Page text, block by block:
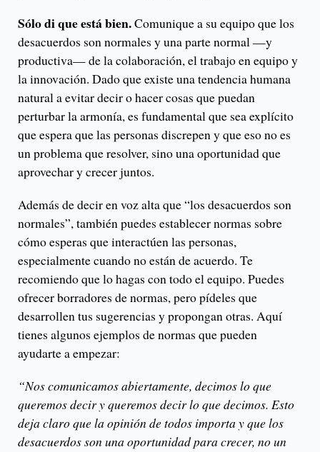
Sólo di que está bien.Comunique a su equipo que los
desacuerdos son normales y una parte normal —y
productiva— de la colaboración, el trabajo en equipo y
la innovación. Dado que existe una tendencia humana
natural a evitar decir o hacer cosas que puedan
perturbar la armonía, es fundamental que sea explícito
que espera que las personas discrepen y que eso no es
un problema que resolver, sino una oportunidad que
aprovechar y crecer juntos.
Además de decir en voz alta que “los desacuerdos son
normales”, también puedes establecer normas sobre
cómo esperas que interactúen las personas,
especialmente cuando no están de acuerdo. Te
recomiendo que lo hagas con todo el equipo. Puedes
ofrecer borradores de normas, pero pídeles que
desarrollen tus sugerencias y propongan otras. Aquí
tienes algunos ejemplos de normas que pueden
ayudarte a empezar:
“Nos comunicamos abiertamente, decimos lo que
queremos decir y queremos decir lo que decimos. Esto
deja claro que la opinión de todos importa y que los
desacuerdos son una oportunidad para crecer, no un